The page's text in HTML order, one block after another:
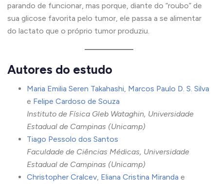
parando de funcionar, mas porque, diante do “roubo” de
sua glicose favorita pelo tumor, ele passa a se alimentar
do lactato que o próprio tumor produziu.
Autores do estudo
Maria Emilia Seren Takahashi, Marcos Paulo D. S. Silva
e Felipe Cardoso de Souza
Instituto de Física Gleb Wataghin, Universidade
Estadual de Campinas (Unicamp)
Tiago Pessolo dos Santos
Faculdade de Ciências Médicas, Universidade
Estadual de Campinas (Unicamp)
Christopher Cralcev, Eliana Cristina Miranda e